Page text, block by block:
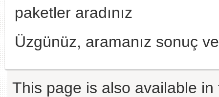
paketler aradınız
Üzgünüz, aramanız sonuç
This page is also available